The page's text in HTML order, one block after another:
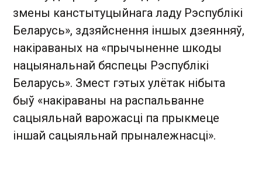
змены канстытуцыйнага ладу Рэспублікі
Беларусь», здзяйснення іншых дзеянняў,
накіраваных на «прычыненне шкоды
нацыянальнай бяспецы Рэспублікі
Беларусь». Змест гэтых улётак нібыта
быў «накіраваны на распальванне
сацыяльнай варожасці па прыкмеце
іншай сацыяльнай прыналежнасці».